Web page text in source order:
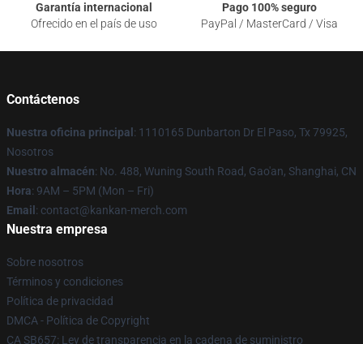
Garantía internacional
Ofrecido en el país de uso
Pago 100% seguro
PayPal / MasterCard / Visa
Contáctenos
Nuestra oficina principal : 1110165 Dunbarton Dr El Paso, Tx 79925,
Nosotros
Nuestro almacén: No. 488, Wuning South Road, Gao'an, Shanghai, CN
Hora: 9AM – 5PM (Mon – Fri)
Email : contact@kankan-merch.com
Nuestra empresa
Sobre nosotros
Términos y condiciones
Política de privacidad
DMCA - Política de Copyright
CA SB657: Ley de transparencia en la cadena de suministro